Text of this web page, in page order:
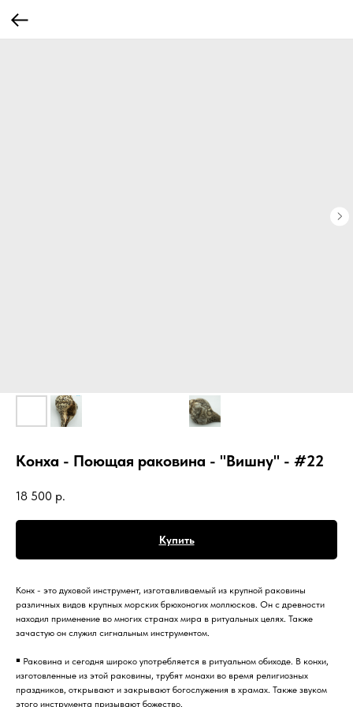
Конха - Поющая раковина - "Вишну" - #22
18 500 р.
Купить
Конх - это духовой инструмент, изготавливаемый из крупной раковины
различных видов крупных морских брюхоногих моллюсков. Он с древности
находил применение во многих странах мира в ритуальных целях. Также
зачастую он служил сигнальным инструментом.
￭ Раковина и сегодня широко употребляется в ритуальном обиходе. В конхи,
изготовленные из этой раковины, трубят монахи во время религиозных
праздников, открывают и закрывают богослужения в храмах. Также звуком
этого инструмента призывают божество.